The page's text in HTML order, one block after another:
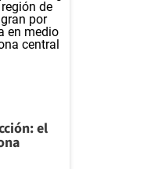
el